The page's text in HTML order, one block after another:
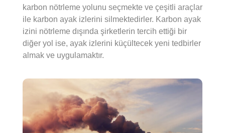
karbon nötrleme yolunu seçmekte ve çeşitli araçlar
ile karbon ayak izlerini silmektedirler. Karbon ayak
izini nötrleme dışında şirketlerin tercih ettiği bir
diğer yol ise, ayak izlerini küçültecek yeni tedbirler
almak ve uygulamaktır.